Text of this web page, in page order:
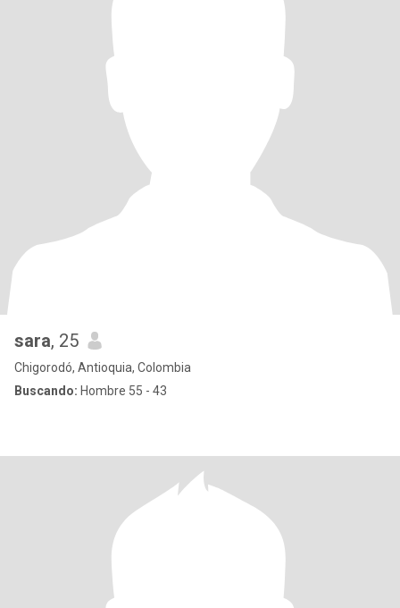
sara, 25
Chigorodó, Antioquia, Colombia
Buscando: Hombre 55 - 43